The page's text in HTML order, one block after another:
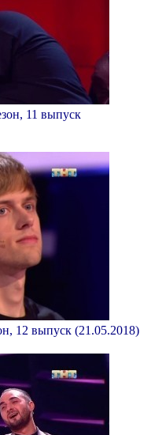
11 выпуск
12 выпуск (21.05.2018)